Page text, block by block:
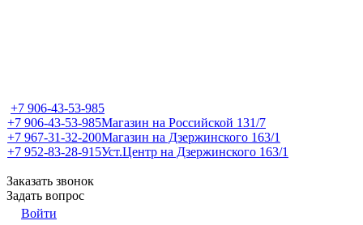
+7 906-43-53-985
+7 906-43-53-985Магазин на Российской 131/7
+7 967-31-32-200Магазин на Дзержинского 163/1
+7 952-83-28-915Уст.Центр на Дзержинского 163/1
Заказать звонок
Задать вопрос
Войти